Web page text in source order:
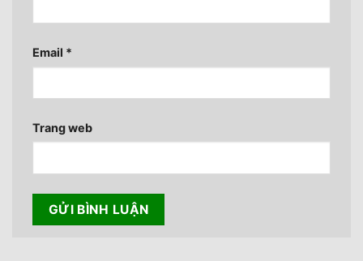
Email *
Trang web